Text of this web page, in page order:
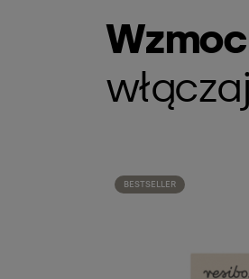
BESTSELLER